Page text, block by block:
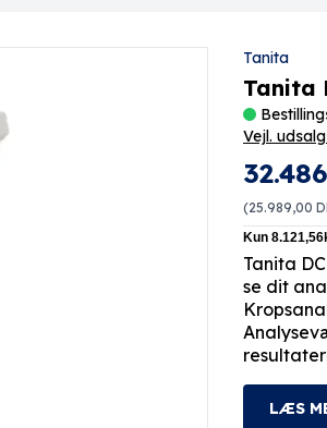
Tanita
Tanita
Vejl.
(25.989,00
Tanita
se dit
LÆS